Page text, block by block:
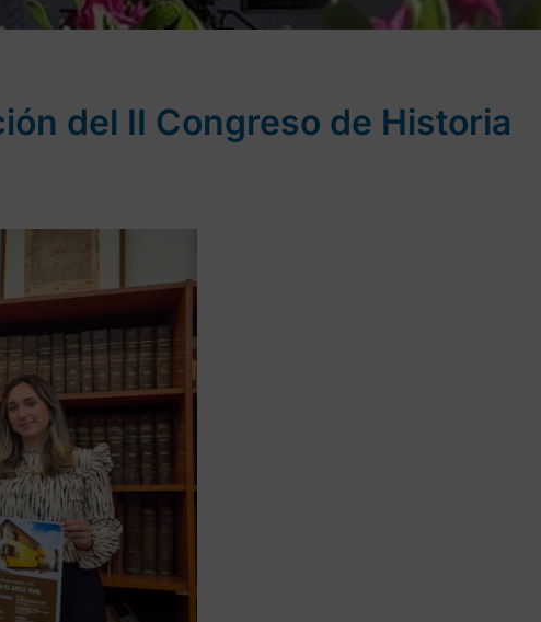
del II Congreso de Historia